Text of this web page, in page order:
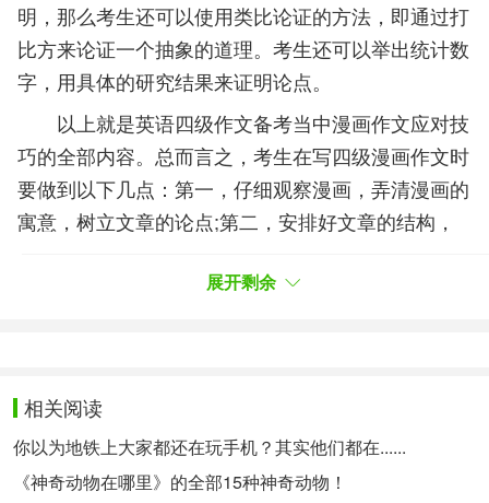
明，那么考生还可以使用类比论证的方法，即通过打
比方来论证一个抽象的道理。考生还可以举出统计数
字，用具体的研究结果来证明论点。
以上就是英语四级作文备考当中漫画作文应对技
巧的全部内容。总而言之，考生在写四级漫画作文时
要做到以下几点：第一，仔细观察漫画，弄清漫画的
寓意，树立文章的论点;第二，安排好文章的结构，
巧，进行充分论证。如果能做到这些，那么四级漫画
展开剩余
相关阅读
你以为地铁上大家都还在玩手机？其实他们都在......
《神奇动物在哪里》的全部15种神奇动物！